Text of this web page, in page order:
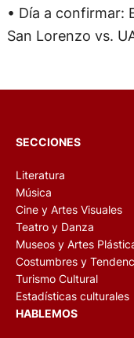
• Día a confirmar:
San Lorenzo vs.
SECCIONES
Literatura
Música
Cine y Artes Visuales
Teatro y Danza
Museos y Artes
Costumbres y
Turismo Cultural
Estadísticas culturales
HABLEMOS